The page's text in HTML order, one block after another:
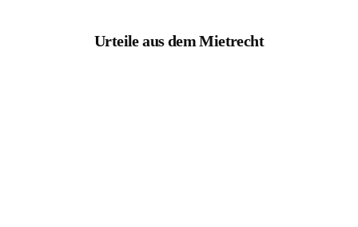
Urteile aus dem Mietrecht